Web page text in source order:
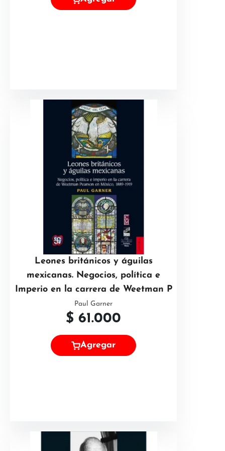
Leones británicos y águilas
mexicanas. Negocios, política e
Imperio en la carrera de Weetman P
Paul Garner
$ 61.000
Agregar